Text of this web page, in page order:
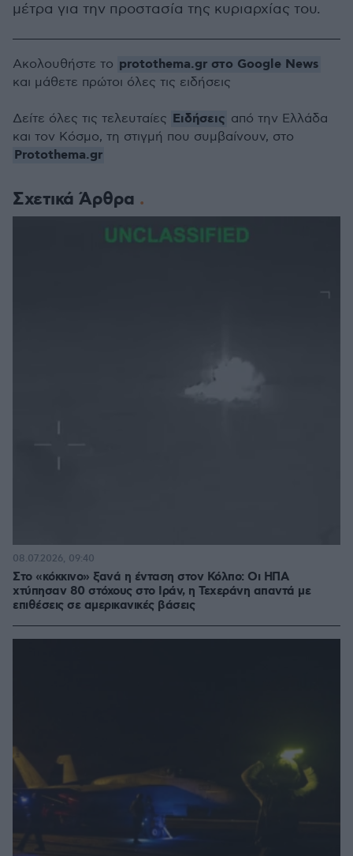
μέτρα για την προστασία της κυριαρχίας του.
Σχετικά Άρθρα
Στο «κόκκινο» ξανά η ένταση στον Κόλπο: Οι ΗΠΑ
χτύπησαν 80 στόχους στο Ιράν, η Τεχεράνη απαντά με
επιθέσεις σε αμερικανικές βάσεις
08.07.2026, 09:40
Ακολουθήστε το protothema.gr στο Google News
και μάθετε πρώτοι όλες τις ειδήσεις
Δείτε όλες τις τελευταίες Ειδήσεις από την Ελλάδα
και τον Κόσμο, τη στιγμή που συμβαίνουν, στο
Protothema.gr